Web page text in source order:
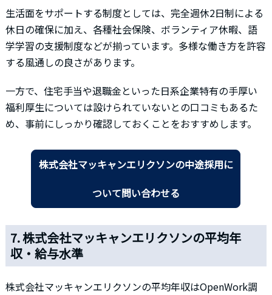
生活面をサポートする制度としては、完全週休2日制による
休日の確保に加え、各種社会保険、ボランティア休暇、語
学学習の支援制度などが揃っています。多様な働き方を許容
する風通しの良さがあります。
一方で、住宅手当や退職金といった日系企業特有の手厚い
福利厚生については設けられていないとの口コミもあるた
め、事前にしっかり確認しておくことをおすすめします。
株式会社マッキャンエリクソンの中途採用に
ついて問い合わせる
7. 株式会社マッキャンエリクソンの平均年
収・給与水準
株式会社マッキャンエリクソンの平均年収はOpenWork調